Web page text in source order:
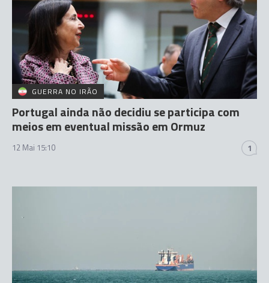
GUERRA NO IRÃO
Portugal ainda não decidiu se participa com
meios em eventual missão em Ormuz
12 Mai 15:10 1